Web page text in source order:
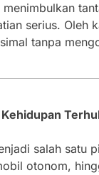
serius. Oleh
tanpa
salah satu
otonom,